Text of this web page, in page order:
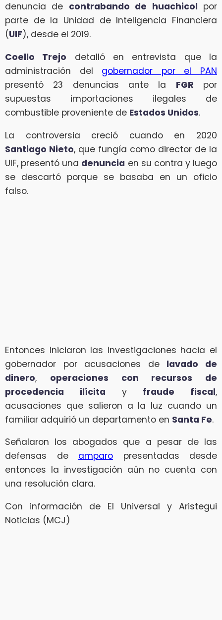
denuncia de contrabando de huachicol por
parte de la Unidad de Inteligencia Financiera
(UIF), desde el 2019.
Coello Trejo detalló en entrevista que la
administración del gobernador por el PAN
presentó 23 denuncias ante la FGR por
supuestas importaciones ilegales de
combustible proveniente de Estados Unidos.
La controversia creció cuando en 2020
Santiago Nieto, que fungía como director de la
UIF, presentó una denuncia en su contra y luego
se descartó porque se basaba en un oficio
falso.
Entonces iniciaron las investigaciones hacia el
gobernador por acusaciones de lavado de
dinero, operaciones con recursos de
procedencia ilícita y fraude fiscal,
acusaciones que salieron a la luz cuando un
familiar adquirió un departamento en Santa Fe.
Señalaron los abogados que a pesar de las
defensas de amparo presentadas desde
entonces la investigación aún no cuenta con
una resolución clara.
Con información de El Universal y Aristegui
Noticias (MCJ)